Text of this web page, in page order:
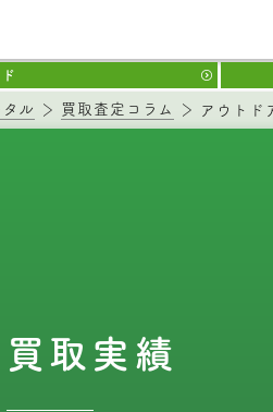
ル 買取査定コラム アウトド
買取実績